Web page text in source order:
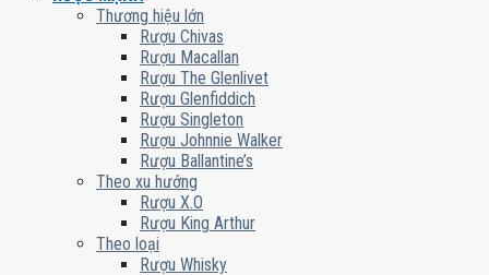
Thương hiệu lớn
Rượu Chivas
Rượu Macallan
Rượu The Glenlivet
Rượu Glenfiddich
Rượu Singleton
Rượu Johnnie Walker
Rượu Ballantine’s
Theo xu hướng
Rượu X.O
Rượu King Arthur
Theo loại
Rượu Whisky